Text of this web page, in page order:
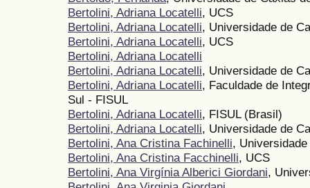
Bertolini, Adriana Locatelli, UCS
Bertolini, Adriana Locatelli, Universidade de
Bertolini, Adriana Locatelli, UCS
Bertolini, Adriana Locatelli
Bertolini, Adriana Locatelli, Universidade de
Bertolini, Adriana Locatelli, Faculdade de
Sul - FISUL
Bertolini, Adriana Locatelli, FISUL (Brasil)
Bertolini, Adriana Locatelli, Universidade de
Bertolini, Ana Cristina Fachinelli,
Bertolini, Ana Cristina Facchinelli, UCS
Bertolini, Ana Virgínia Alberici Giordani,